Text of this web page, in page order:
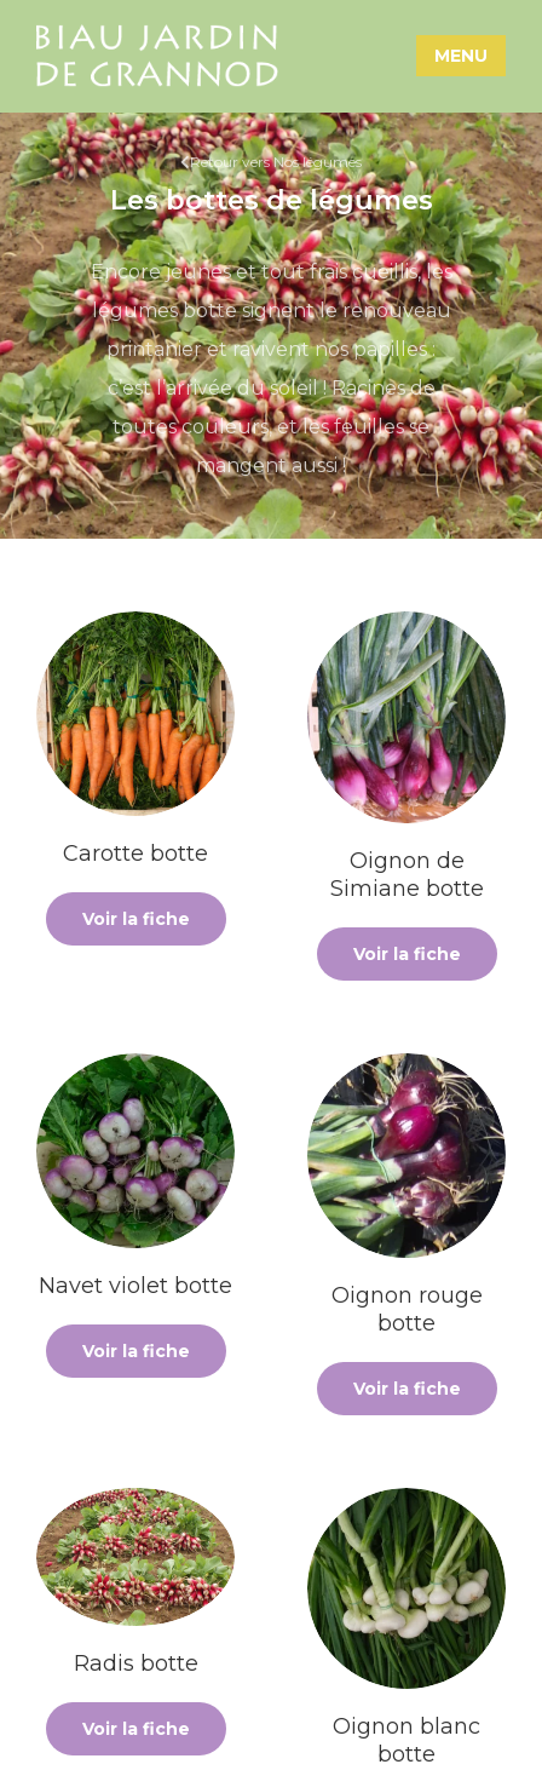
MENU
Retour vers Nos légumes
Les bottes de légumes
Encore jeunes et tout frais cueillis, les
légumes botte signent le renouveau
printanier et ravivent nos papilles :
c’est l’arrivée du soleil ! Racines de
toutes couleurs, et les feuilles se
mangent aussi !
Carotte botte
Voir la fiche
Oignon de
Simiane botte
Voir la fiche
Navet violet botte
Voir la fiche
Oignon rouge
botte
Voir la fiche
Radis botte
Voir la fiche
Oignon blanc
botte